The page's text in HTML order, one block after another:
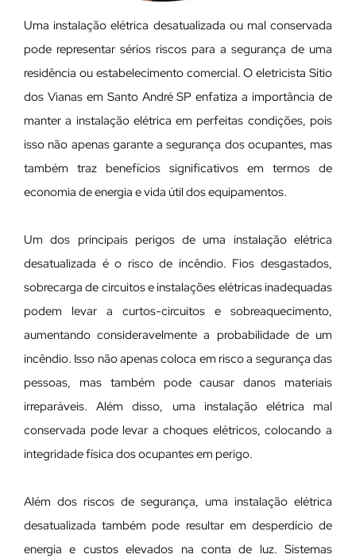
Uma instalação elétrica desatualizada ou mal conservada
pode representar sérios riscos para a segurança de uma
residência ou estabelecimento comercial. O eletricista Sítio
dos Vianas em Santo André SP enfatiza a importância de
manter a instalação elétrica em perfeitas condições, pois
isso não apenas garante a segurança dos ocupantes, mas
também traz benefícios significativos em termos de
economia de energia e vida útil dos equipamentos.
Um dos principais perigos de uma instalação elétrica
desatualizada é o risco de incêndio. Fios desgastados,
sobrecarga de circuitos e instalações elétricas inadequadas
podem levar a curtos-circuitos e sobreaquecimento,
aumentando consideravelmente a probabilidade de um
incêndio. Isso não apenas coloca em risco a segurança das
pessoas, mas também pode causar danos materiais
irreparáveis. Além disso, uma instalação elétrica mal
conservada pode levar a choques elétricos, colocando a
integridade física dos ocupantes em perigo.
Além dos riscos de segurança, uma instalação elétrica
desatualizada também pode resultar em desperdício de
energia e custos elevados na conta de luz. Sistemas